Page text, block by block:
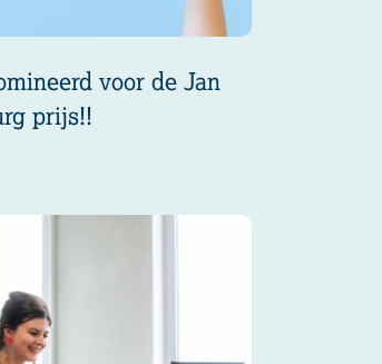
voor de Jan
prijs!!